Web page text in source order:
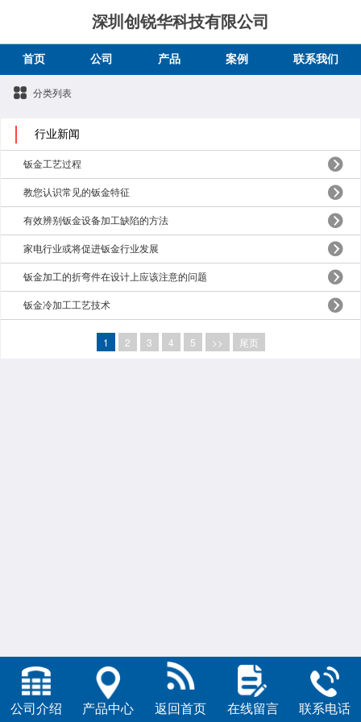
深圳创锐华科技有限公司
首页 公司 产品 案例 联系我们
分类列表
行业新闻
钣金工艺过程
教您认识常见的钣金特征
有效辨别钣金设备加工缺陷的方法
家电行业或将促进钣金行业发展
钣金加工的折弯件在设计上应该注意的问题
钣金冷加工工艺技术
1 2 3 4 5 >> 尾页
公司介绍 产品中心 返回首页 在线留言 联系电话